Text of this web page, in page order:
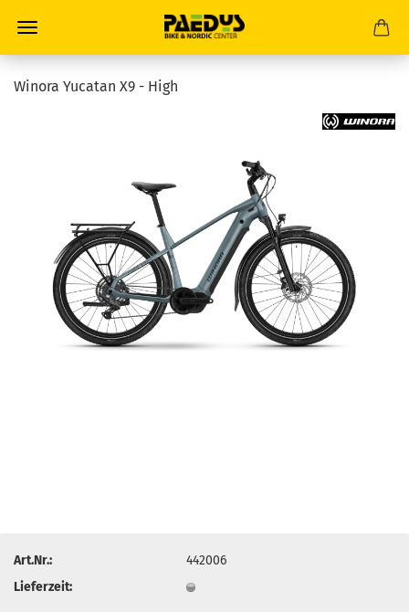
Winora Yucatan X9 - High
Art.Nr.:
442006
Lieferzeit: